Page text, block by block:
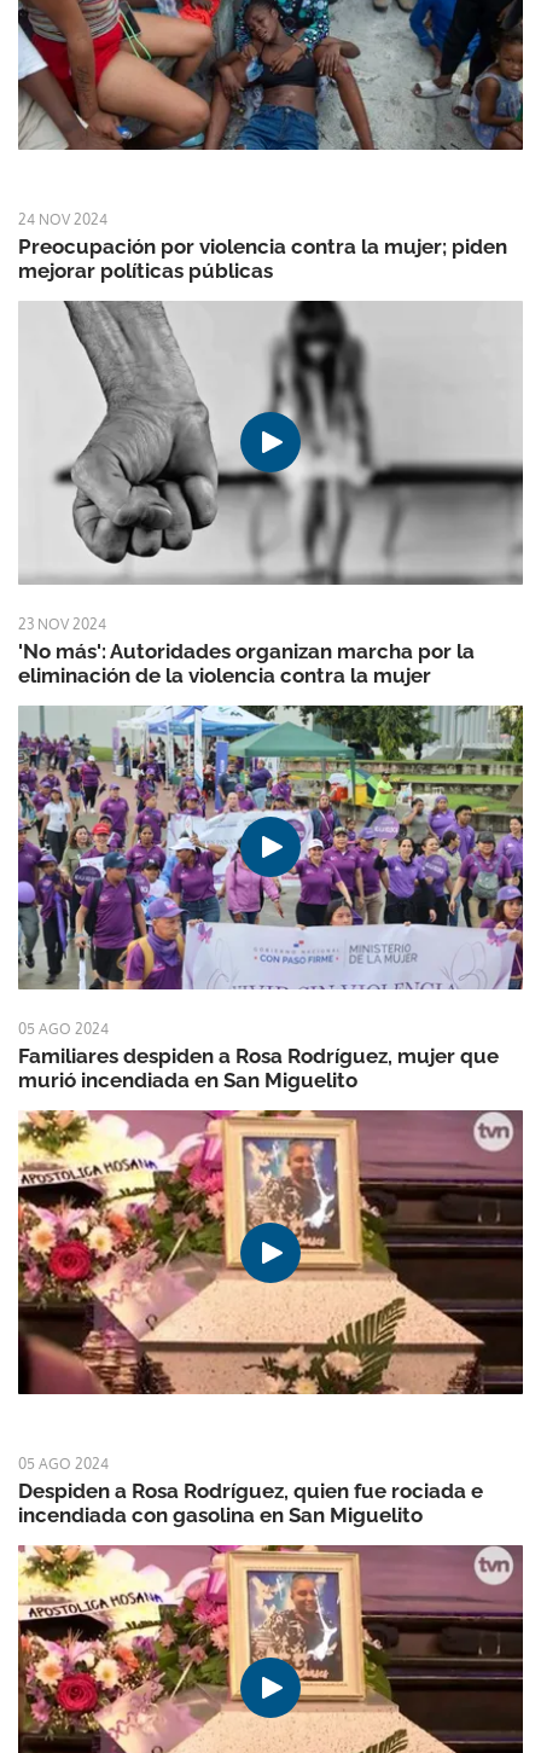
24 NOV 2024
Preocupación por violencia contra la mujer; piden
mejorar políticas públicas
23 NOV 2024
'No más': Autoridades organizan marcha por la
eliminación de la violencia contra la mujer
05 AGO 2024
Familiares despiden a Rosa Rodríguez, mujer que
murió incendiada en San Miguelito
05 AGO 2024
Despiden a Rosa Rodríguez, quien fue rociada e
incendiada con gasolina en San Miguelito